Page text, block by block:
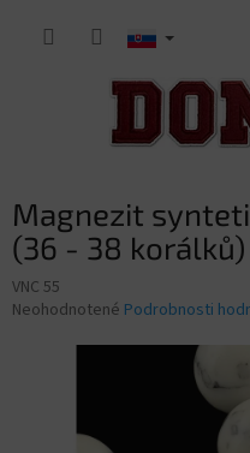
Magnezit
(36 - 38 korálků)
VNC 55
Priemerné
Neohodnotené Podrobnosti